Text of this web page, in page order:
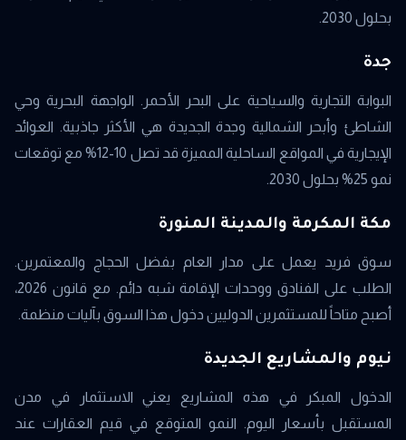
بحلول 2030.
جدة
البوابة التجارية والسياحية على البحر الأحمر. الواجهة البحرية وحي
الشاطئ وأبحر الشمالية وجدة الجديدة هي الأكثر جاذبية. العوائد
الإيجارية في المواقع الساحلية المميزة قد تصل 10-12% مع توقعات
نمو 25% بحلول 2030.
مكة المكرمة والمدينة المنورة
سوق فريد يعمل على مدار العام بفضل الحجاج والمعتمرين.
الطلب على الفنادق ووحدات الإقامة شبه دائم. مع قانون 2026،
أصبح متاحاً للمستثمرين الدوليين دخول هذا السوق بآليات منظمة.
نيوم والمشاريع الجديدة
الدخول المبكر في هذه المشاريع يعني الاستثمار في مدن
المستقبل بأسعار اليوم. النمو المتوقع في قيم العقارات عند